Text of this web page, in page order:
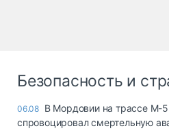
Безопасность и
06.08 В Мордовии на трассе М-
спровоцировал смертельную